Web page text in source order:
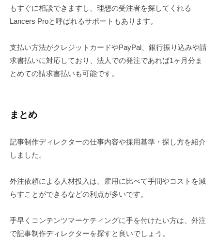
もすぐに相談できますし、理想の受注者を探してくれる
Lancers Proと呼ばれるサポートもあります。
支払い方法がクレジットカードやPayPal、銀行振り込みや請
求書払いに対応しており、法人での発注であれば1ヶ月分ま
とめての請求書払いも可能です。
まとめ
記事制作ディレクターの仕事内容や採用基準・探し方を紹介
しました。
外注依頼による人材投入は、雇用に比べて手間やコストを減
らすことができるなどの利点が多いです。
手早くコンテンツマーケティングに手を付けたい方は、外注
で記事制作ディレクターを探すと良いでしょう。